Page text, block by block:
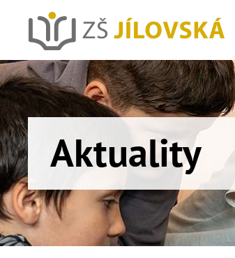
Aktuality